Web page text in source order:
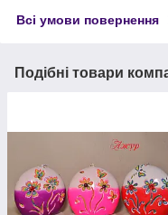
Всі умови повернення
Подібні товари